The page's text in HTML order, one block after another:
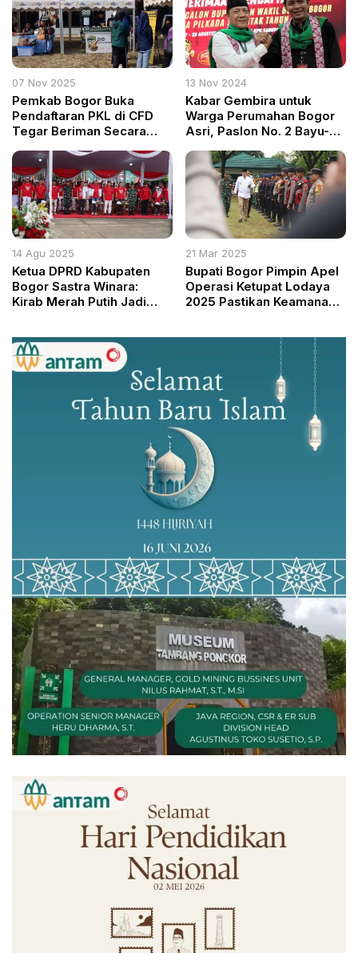
07 Nov 2025
Pemkab Bogor Buka
Pendaftaran PKL di CFD
Tegar Beriman Secara
13 Nov 2024
Kabar Gembira untuk
Warga Perumahan Bogor
Asri, Paslon No. 2 Bayu-
Infrastruktur dan Drainase
14 Agu 2025
Ketua DPRD Kabupaten
Bogor Sastra Winara:
Kirab Merah Putih Jadi
Pemberdayaan Rakyat
21 Mar 2025
Bupati Bogor Pimpin Apel
Operasi Ketupat Lodaya
2025 Pastikan Keamanan